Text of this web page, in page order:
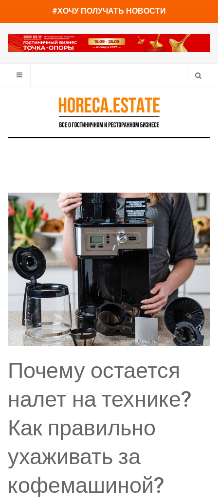
#ХОЧУ ПОЛУЧАТЬ НОВОСТИ
Почему остается
налет на технике?
Как правильно
ухаживать за
кофемашиной?